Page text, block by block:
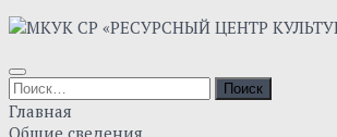
Skip
content
Найти:
Главная